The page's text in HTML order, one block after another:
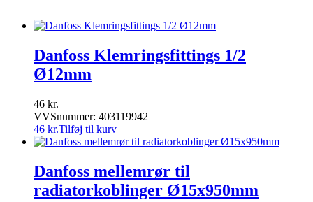
Danfoss Klemringsfittings 1/2
Ø12mm
46 kr.
VVSnummer: 403119942
46 kr.Tilføj til kurv
Danfoss mellemrør til
radiatorkoblinger Ø15x950mm